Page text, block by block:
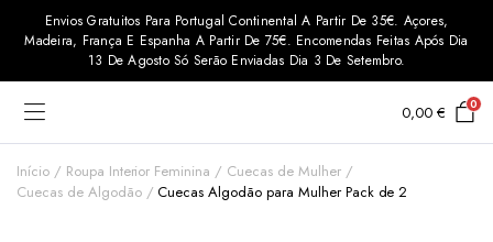
Envios Gratuitos Para Portugal Continental A Partir De 35€. Açores,
Madeira, França E Espanha A Partir De 75€. Encomendas Feitas Após Dia
13 De Agosto Só Serão Enviadas Dia 3 De Setembro.
0,00 € 0
Início Roupa Interior Feminina
Cuecas de Mulher
Cuecas de Algodão
Cuecas Algodão para Mulher Pack de 2